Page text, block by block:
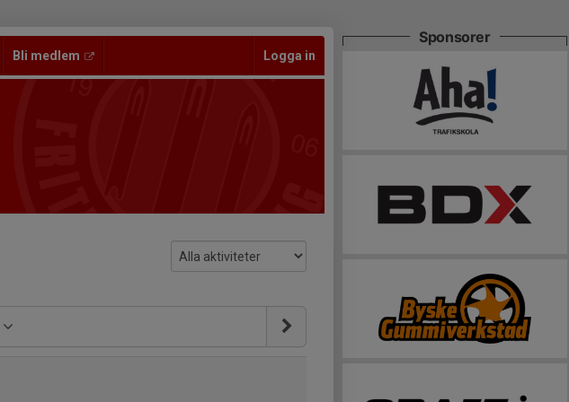
Bli medlem Logga in
Sponsorer